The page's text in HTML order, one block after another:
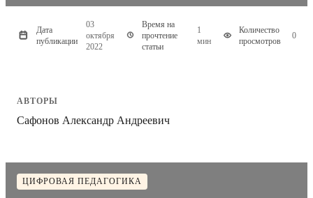
Дата
публикации
03
октября
2022
Время на
прочтение
статьи
1
мин
Количество
просмотров
0
АВТОРЫ
Сафонов Александр Андреевич
ЦИФРОВАЯ ПЕДАГОГИКА